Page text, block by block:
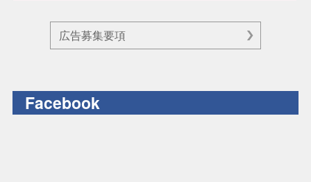
広告募集要項
Facebook